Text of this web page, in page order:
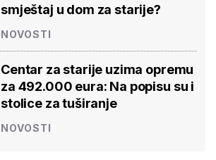
smještaj u dom za starije?
NOVOSTI
Centar za starije uzima opremu
za 492.000 eura: Na popisu su i
stolice za tuširanje
NOVOSTI